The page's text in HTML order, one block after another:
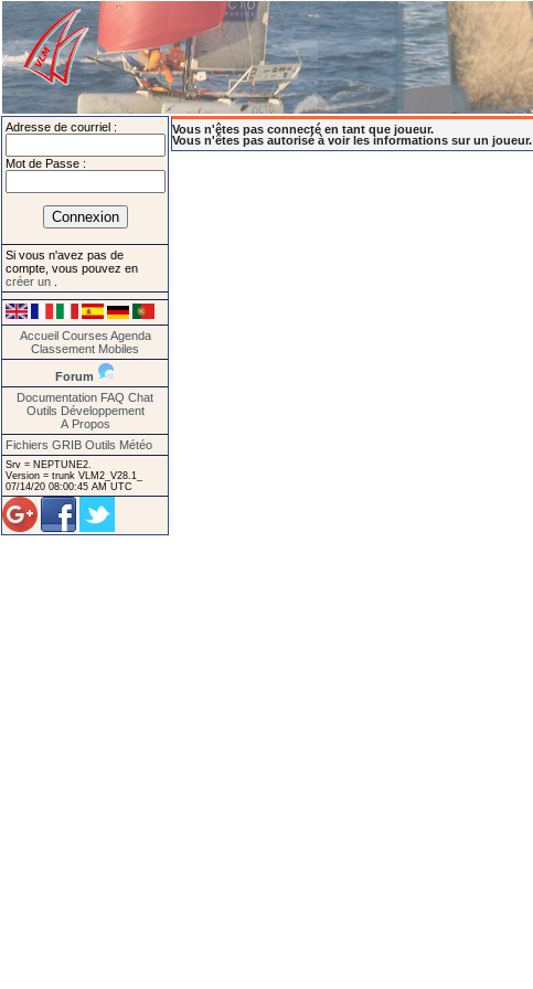
Adresse de courriel :
Mot de Passe :
Si vous n'avez pas de
compte, vous pouvez en
créer un
Accueil Courses Agenda
Classement Mobiles
Forum
Documentation FAQ Chat
Outils Développement
A Propos
Fichiers GRIB Outils Météo
Srv = NEPTUNE2.
Version = trunk VLM2_V28.1_
07/14/20 08:00:45 AM UTC
Vous n'êtes pas connecté en tant que joueur.
Vous n'êtes pas autorisé à voir les informations sur un joueur.